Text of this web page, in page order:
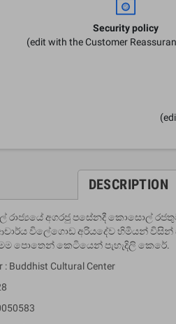
Security policy
(edit with the Customer
DESCRIPTION
අගරජු පසේනදී කොසොල්
විලේගොඩ අරියදේව හිමියන් විසින්
පොතෙන් කෙටියෙන් පැහැදිලි කෙරේ.
: Buddhist Cultural Center